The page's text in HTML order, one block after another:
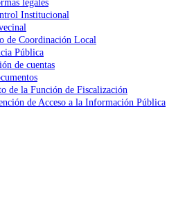
legales
Institucional
de Coordinación Local
Pública
de cuentas
de la Función de Fiscalización
de Acceso a la Información Pública